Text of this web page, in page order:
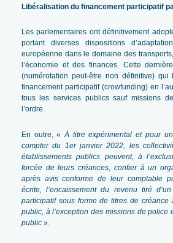
Libéralisation du financement participatif
Les parlementaires ont définitivement
portant diverses dispositions
européenne dans le domaine des
l’économie et des finances. Cette
(numérotation peut-être non définitive)
financement participatif (crowfunding) en
tous les services publics sauf missions
l’ordre.
En outre, « À titre expérimental et pour
compter du 1er janvier 2022, les
établissements publics peuvent, à
forcée de leurs créances, confier à un
après avis conforme de leur comptable
écrite, l’encaissement du revenu tiré
participatif sous forme de titres de créance
public, à l’exception des missions de police
public».